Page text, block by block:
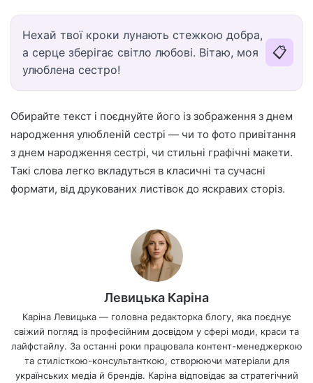
Нехай твої кроки лунають стежкою добра,
а серце зберігає світло любові. Вітаю, моя
улюблена сестро!
📋
Обирайте текст і поєднуйте його із зображення з днем
народження улюбленій сестрі — чи то фото привітання
з днем народження сестрі, чи стильні графічні макети.
Такі слова легко вкладуться в класичні та сучасні
формати, від друкованих листівок до яскравих сторіз.
Левицька Каріна
Каріна Левицька — головна редакторка блогу, яка поєднує
свіжий погляд із професійним досвідом у сфері моди, краси та
лайфстайлу. За останні роки працювала контент-менеджеркою
та стилісткою-консультанткою, створюючи матеріали для
українських медіа й брендів. Каріна відповідає за стратегічний